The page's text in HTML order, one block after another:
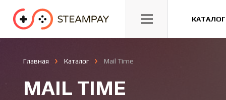
Спорт Гонки Казуальные
Главная Каталог Mail Time
MAIL TIME